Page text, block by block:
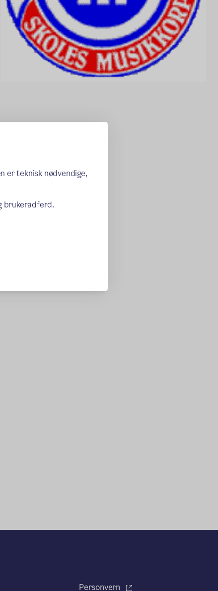
er teknisk nødvendige,
brukeradferd.
Personvern